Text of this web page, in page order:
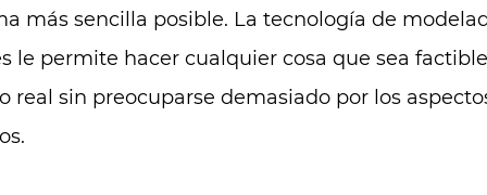
más sencilla posible. La tecnología de
le permite hacer cualquier cosa que sea
real sin preocuparse demasiado por los